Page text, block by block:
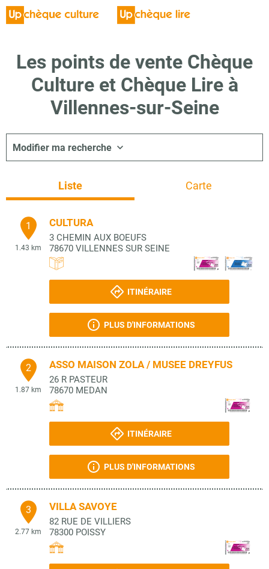
Les points de vente Chèque
Culture et Chèque Lire à
Villennes-sur-Seine
Modifier ma recherche
Liste Carte
1
1.43 km
CULTURA
3 CHEMIN AUX BOEUFS
78670 VILLENNES SUR SEINE
ITINÉRAIRE
PLUS D'INFORMATIONS
2
1.87 km
ASSO MAISON ZOLA / MUSEE DREYFUS
26 R PASTEUR
78670 MEDAN
ITINÉRAIRE
PLUS D'INFORMATIONS
3
2.77 km
VILLA SAVOYE
82 RUE DE VILLIERS
78300 POISSY